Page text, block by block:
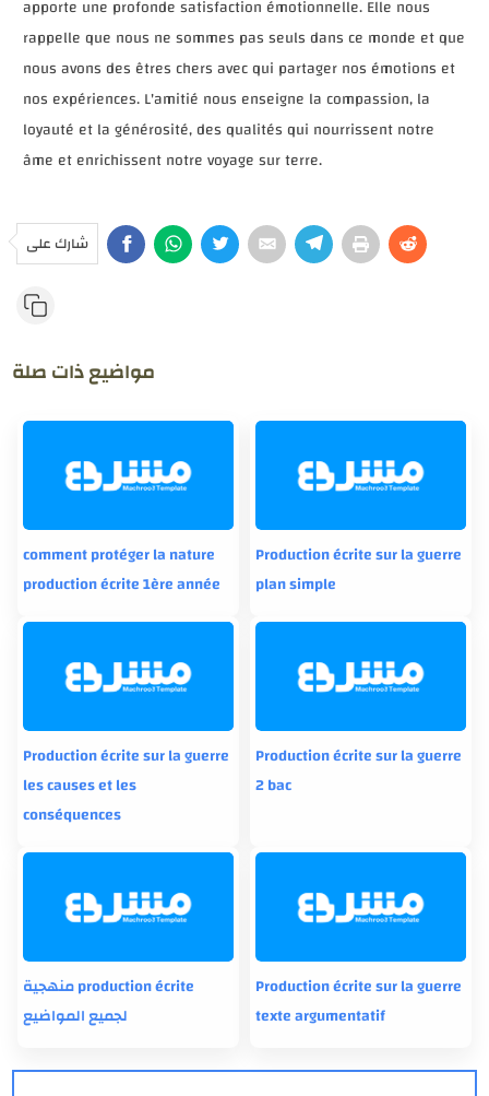
apporte une profonde satisfaction émotionnelle. Elle nous
rappelle que nous ne sommes pas seuls dans ce monde et que
nous avons des êtres chers avec qui partager nos émotions et
nos expériences. L'amitié nous enseigne la compassion, la
loyauté et la générosité, des qualités qui nourrissent notre
âme et enrichissent notre voyage sur terre.
شارك على
مواضيع ذات صلة
comment protéger la nature
production écrite 1ère année
Production écrite sur la guerre
plan simple
Production écrite sur la guerre
les causes et les
conséquences
Production écrite sur la guerre
2 bac
منهجية production écrite
لجميع المواضيع
Production écrite sur la guerre
texte argumentatif